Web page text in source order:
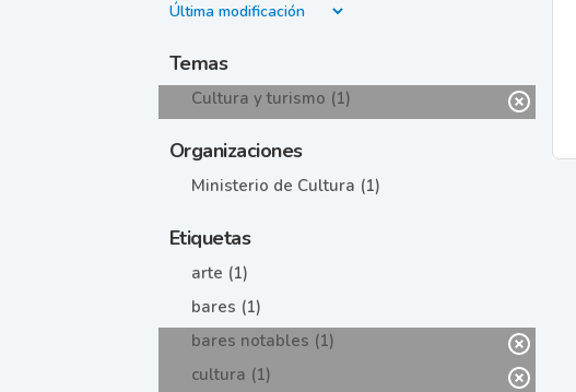
Temas
Cultura y turismo (1)
Organizaciones
Ministerio de Cultura (1)
Etiquetas
arte (1)
bares (1)
bares notables (1)
cultura (1)